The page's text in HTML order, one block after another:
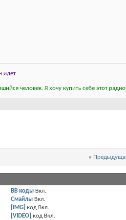
идет.
человек. Я хочу купить себе этот
«
BB коды Вкл.
Смайлы Вкл.
[IMG] код Вкл.
[VIDEO] код Вкл.